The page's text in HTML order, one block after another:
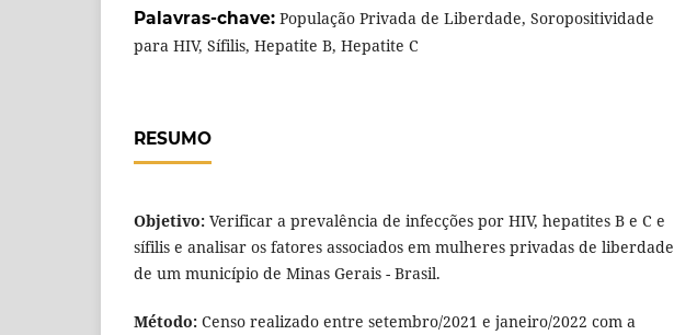
Palavras-chave: População Privada de Liberdade, Soropositividade
para HIV, Sífilis, Hepatite B, Hepatite C
RESUMO
Objetivo: Verificar a prevalência de infecções por HIV, hepatites B e C e
sífilis e analisar os fatores associados em mulheres privadas de liberdade
de um município de Minas Gerais - Brasil.
Método: Censo realizado entre setembro/2021 e janeiro/2022 com a